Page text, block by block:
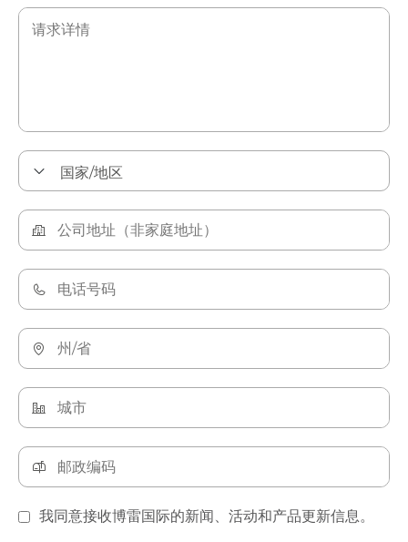
我同意接收博雷国际的新闻、活动和产品更新信息。